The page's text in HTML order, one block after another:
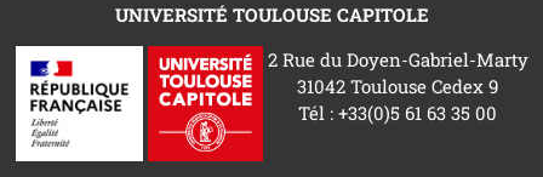
UNIVERSITÉ TOULOUSE CAPITOLE
2 Rue du Doyen-Gabriel-Marty
31042 Toulouse Cedex 9
Tél : +33(0)5 61 63 35 00